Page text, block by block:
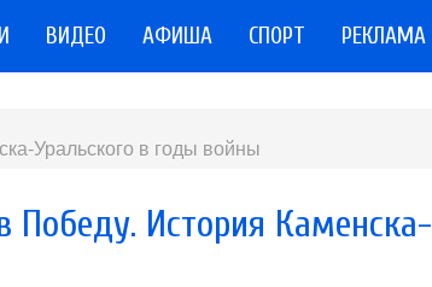
ВИДЕО АФИША СПОРТ РЕКЛАМА
Уральского в годы войны
История Каменска-